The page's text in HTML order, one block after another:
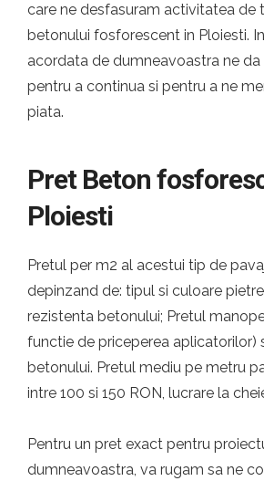
care ne desfasuram activitatea de
betonului fosforescent in Ploiesti.
acordata de dumneavoastra ne
pentru a continua si pentru a ne
piata.
Pret Beton
Ploiesti
Pretul per m2 al acestui tip de
depinzand de: tipul si culoare
rezistenta betonului; Pretul
functie de priceperea aplicatorilor)
betonului. Pretul mediu pe metru
intre 100 si 150 RON, lucrare la
Pentru un pret exact pentru
dumneavoastra, va rugam sa ne